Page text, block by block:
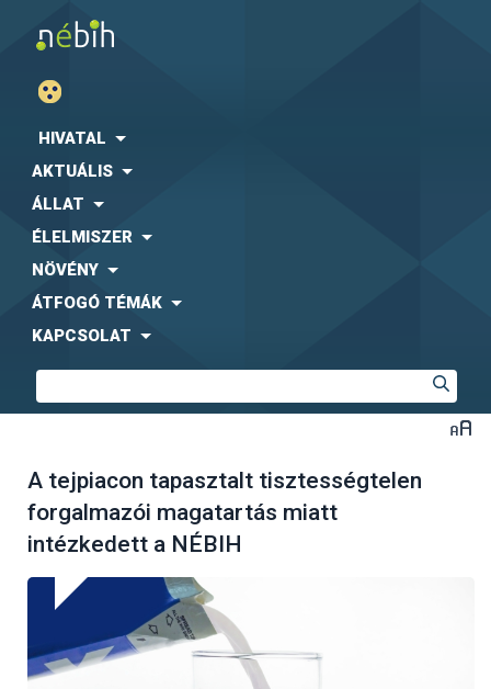
HIVATAL
AKTUÁLIS
ÁLLAT
ÉLELMISZER
NÖVÉNY
ÁTFOGÓ TÉMÁK
KAPCSOLAT
A tejpiacon tapasztalt tisztességtelen
forgalmazói magatartás miatt
intézkedett a NÉBIH